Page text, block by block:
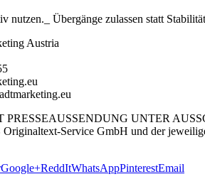
nutzen._ Übergänge zulassen statt
Austria
UNTER
Service GmbH und der
Google+ReddItWhatsAppPinterestEmail